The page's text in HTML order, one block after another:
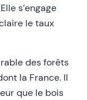
s’engage
le taux
des forêts
la France. Il
que le bois